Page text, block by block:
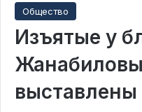
Общество
Изъятые у
выставлены